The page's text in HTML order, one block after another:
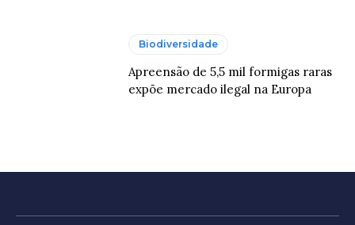
Biodiversidade
Apreensão de 5,5 mil formigas raras
expõe mercado ilegal na Europa